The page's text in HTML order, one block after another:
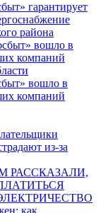
гарантирует
района
вошло в
компаний
вошло в
компаний
из-за
РАССКАЗАЛИ,